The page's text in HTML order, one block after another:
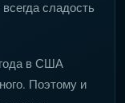
сладость
в США
Поэтому и